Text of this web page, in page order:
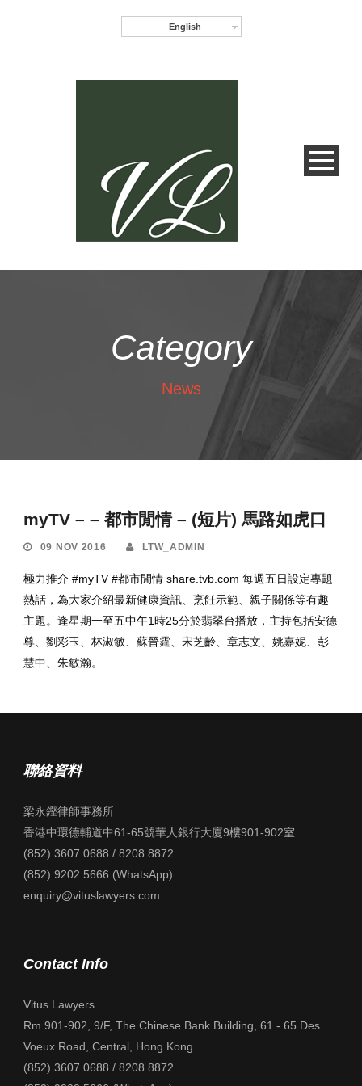
English
Category
News
myTV – – 都市閒情 – (短片) 馬路如虎口
09 NOV 2016 LTW_ADMIN
極力推介 #myTV #都市閒情 share.tvb.com 每週五日設定專題
熱話，為大家介紹最新健康資訊、烹飪示範、親子關係等有趣
主題。逢星期一至五中午1時25分於翡翠台播放，主持包括安德
尊、劉彩玉、林淑敏、蘇晉霆、宋芝齡、章志文、姚嘉妮、彭
慧中、朱敏瀚。
聯絡資料
梁永鏗律師事務所
香港中環德輔道中61-65號華人銀行大廈9樓901-902室
(852) 3607 0688 / 8208 8872
(852) 9202 5666 (WhatsApp)
enquiry@vituslawyers.com
Contact Info
Vitus Lawyers
Rm 901-902, 9/F, The Chinese Bank Building, 61 - 65 Des
Voeux Road, Central, Hong Kong
(852) 3607 0688 / 8208 8872